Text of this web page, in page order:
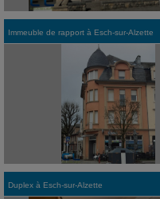
Immeuble de rapport à Esch-sur-Alzette
Duplex à Esch-sur-Alzette